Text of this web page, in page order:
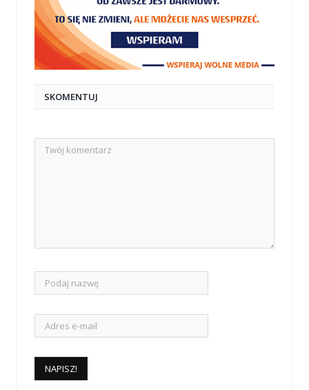
SKOMENTUJ